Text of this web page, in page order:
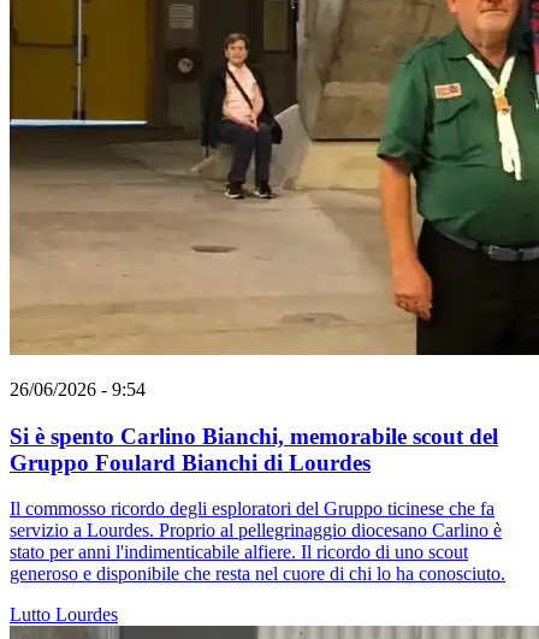
26/06/2026 - 9:54
Si è spento Carlino Bianchi, memorabile scout del
Gruppo Foulard Bianchi di Lourdes
Il commosso ricordo degli esploratori del Gruppo ticinese che fa
servizio a Lourdes. Proprio al pellegrinaggio diocesano Carlino è
stato per anni l'indimenticabile alfiere. Il ricordo di uno scout
generoso e disponibile che resta nel cuore di chi lo ha conosciuto.
Lutto Lourdes